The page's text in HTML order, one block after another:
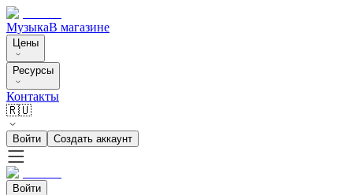
МузыкаВ магазине
Цены
Ресурсы
Контакты
🇷🇺
Войти Создать аккаунт
Войти